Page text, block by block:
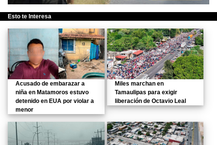
Esto te Interesa
Acusado de embarazar a
niña en Matamoros estuvo
detenido en EUA por violar a
menor
Miles marchan en
Tamaulipas para exigir
liberación de Octavio Leal